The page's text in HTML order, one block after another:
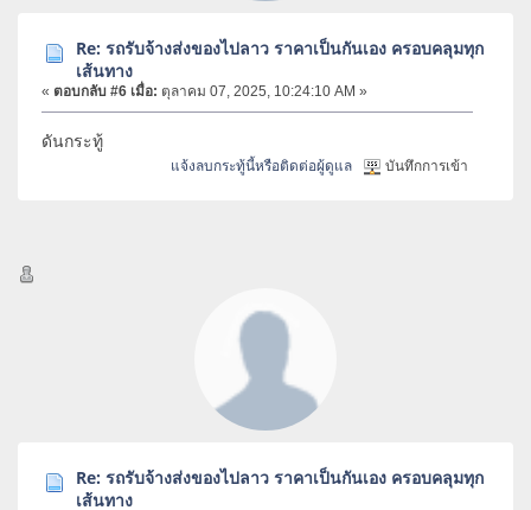
Re: รถรับจ้างส่งของไปลาว ราคาเป็นกันเอง ครอบคลุมทุก
เส้นทาง
« ตอบกลับ #6 เมื่อ: ตุลาคม 07, 2025, 10:24:10 AM »
ดันกระทู้
แจ้งลบกระทู้นี้หรือติดต่อผู้ดูแล บันทึกการเข้า
Re: รถรับจ้างส่งของไปลาว ราคาเป็นกันเอง ครอบคลุมทุก
เส้นทาง